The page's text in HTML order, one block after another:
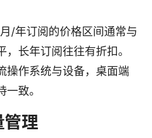
/年订阅的价格区间通常与
，长年订阅往往有折扣。
操作系统与设备，桌面端
致。
管理